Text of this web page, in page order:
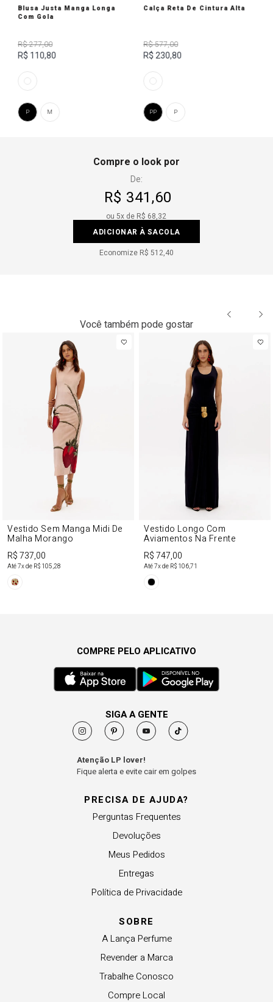
Blusa Justa Manga Longa
Com Gola
R$ 277,00
R$ 110,80
M
P
Calça Reta De Cintura Alta
R$ 577,00
R$ 230,80
P
PP
Compre o look por
De:
R$ 341,60
ou5x de R$ 68,32
ADICIONAR À SACOLA
Economize R$ 512,40
Você também pode gostar
Vestido Sem Manga Midi De
Malha Morango
R$ 737,00
Até7x de R$ 105,28
Vestido Longo Com
Aviamentos Na Frente
R$ 747,00
Até7x de R$ 106,71
PRECISA DE AJUDA?
Perguntas Frequentes
Devoluções
Meus Pedidos
Entregas
Política de Privacidade
SOBRE
A Lança Perfume
Revender a Marca
Trabalhe Conosco
Compre Local
COMPRE PELO APLICATIVO
SIGA A GENTE
Atenção LP lover!
Fique alerta e evite cair em golpes